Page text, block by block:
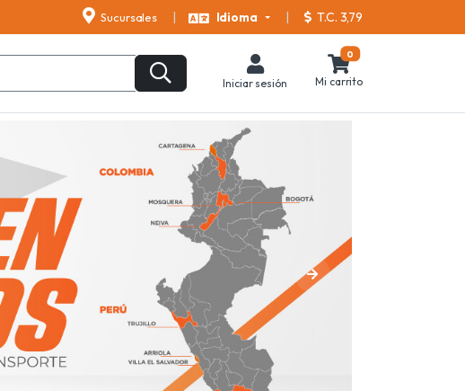
Sucursales Idioma T.C. 3,79
Iniciar sesión
0
Mi carrito